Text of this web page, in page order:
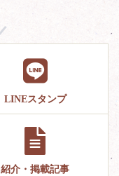
LINEスタンプ
紹介・掲載記事